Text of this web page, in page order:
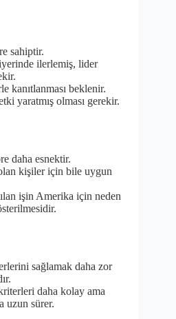
sahiptir.
ilerlemiş, lider
kanıtlanması beklenir.
yaratmış olması gerekir.
daha esnektir.
kişiler için bile uygun
işin Amerika için neden
sağlamak daha zor
daha kolay ama
uzun sürer.